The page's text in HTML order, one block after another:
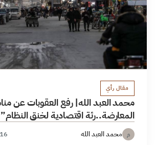
مقال رأي
محمد العبد الله| رفع العقوبات عن
المعارضة..رئة اقتصادية لخنق النظام”
م محمد العبد الله 16 مارس 2022